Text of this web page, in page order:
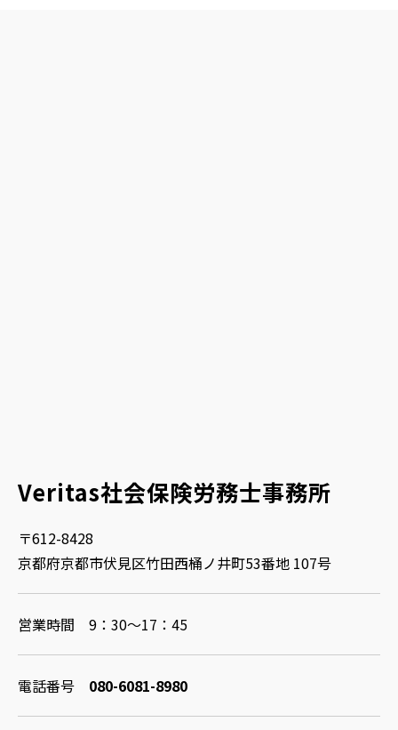
Veritas社会保険労務士事務所
〒612-8428
京都府京都市伏見区竹田西桶ノ井町53番地 107号
営業時間 9：30～17：45
電話番号 080-6081-8980